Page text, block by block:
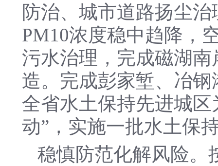
防治、城市道路扬尘
PM10浓度稳中趋降，
污水治理，完成磁湖
造。完成彭家堑、冶
全省水土保持先进城
动”，实施一批水土保
稳慎防范化解风险。